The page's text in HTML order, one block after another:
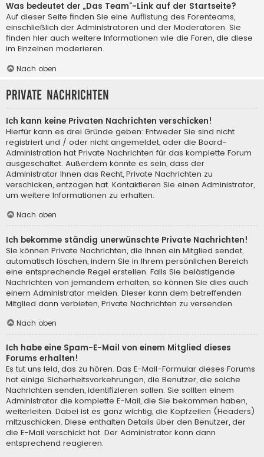
Was bedeutet der „Das Team“-Link auf der Startseite?
Auf dieser Seite finden Sie eine Auflistung des Forenteams,
einschließlich der Administratoren und der Moderatoren. Sie
finden hier auch weitere Informationen wie die Foren, die diese
im Einzelnen moderieren.
Nach oben
Private Nachrichten
Ich kann keine Privaten Nachrichten verschicken!
Hierfür kann es drei Gründe geben: Entweder Sie sind nicht
registriert und / oder nicht angemeldet, oder die Board-
Administration hat Private Nachrichten für das komplette Forum
ausgeschaltet. Außerdem könnte es sein, dass der
Administrator Ihnen das Recht, Private Nachrichten zu
verschicken, entzogen hat. Kontaktieren Sie einen Administrator,
um weitere Informationen zu erhalten.
Nach oben
Ich bekomme ständig unerwünschte Private Nachrichten!
Sie können Private Nachrichten, die Ihnen ein Mitglied sendet,
automatisch löschen, indem Sie in Ihrem persönlichen Bereich
eine entsprechende Regel erstellen. Falls Sie belästigende
Nachrichten von jemandem erhalten, so können Sie dies auch
einem Administrator melden. Dieser kann dem betreffenden
Mitglied dann verbieten, Private Nachrichten zu versenden.
Nach oben
Ich habe eine Spam-E-Mail von einem Mitglied dieses
Forums erhalten!
Es tut uns leid, das zu hören. Das E-Mail-Formular dieses Forums
hat einige Sicherheitsvorkehrungen, die Benutzer, die solche
Nachrichten senden, identifizieren sollen. Sie sollten einem
Administrator die komplette E-Mail, die Sie bekommen haben,
weiterleiten. Dabei ist es ganz wichtig, die Kopfzeilen (Headers)
mitzuschicken. Diese enthalten Details über den Benutzer, der
die E-Mail verschickt hat. Der Administrator kann dann
entsprechend reagieren.